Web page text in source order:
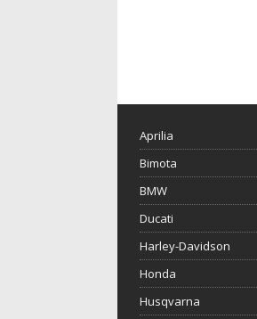
Aprilia
Bimota
BMW
Ducati
Harley-Davidson
Honda
Husqvarna